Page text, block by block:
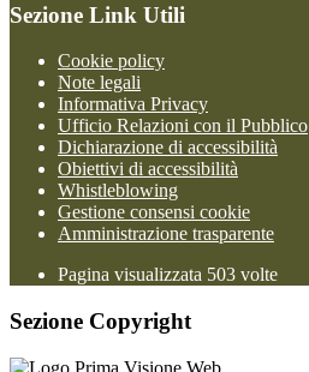
Sezione Link Utili
Cookie policy
Note legali
Informativa Privacy
Ufficio Relazioni con il Pubblico
Dichiarazione di accessibilità
Obiettivi di accessibilità
Whistleblowing
Gestione consensi cookie
Amministrazione trasparente
Pagina visualizzata 503 volte
Sezione Copyright